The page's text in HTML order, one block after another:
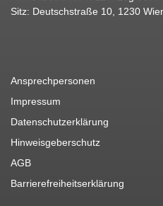
Sitz: Deutschstraße 10, 1230
Ansprechpersonen
Impressum
Datenschutzerklärung
Hinweisgeberschutz
AGB
Barrierefreiheitserklärung